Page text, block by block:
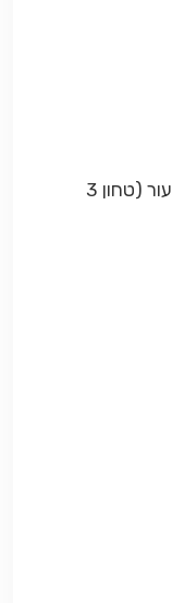
750 גרם קרפיון טחון עם העצמות והעור (טחון 3